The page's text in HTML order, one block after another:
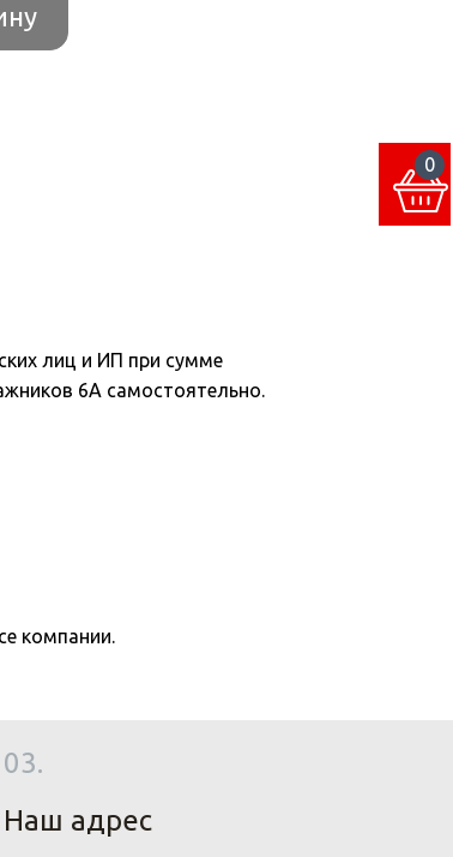
лиц и ИП при сумме
6А самостоятельно.
компании.
03.
Наш адрес
0